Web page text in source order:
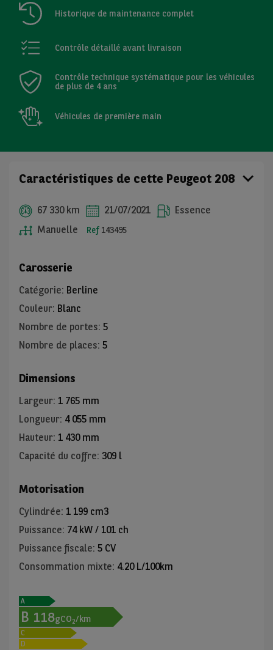
Historique de maintenance complet
Contrôle détaillé avant livraison
Contrôle technique systématique pour les véhicules
de plus de 4 ans
Véhicules de première main
Caractéristiques de cette Peugeot 208
67 330 km 21/07/2021
Essence
Manuelle
Ref 143495
Carosserie
Catégorie: Berline
Couleur: Blanc
Nombre de portes: 5
Nombre de places: 5
Dimensions
Largeur: 1 765 mm
Longueur: 4 055 mm
Hauteur: 1 430 mm
Capacité du coffre: 309 l
Motorisation
Cylindrée: 1 199 cm3
Puissance: 74 kW / 101 ch
Puissance fiscale: 5 CV
Consommation mixte: 4.20 L/100km
A
B 118gCO2/km
C
D